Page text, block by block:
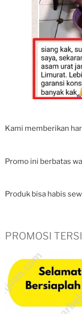
Kami memberikan
Promo ini berbatas
Produk bisa habis
PROMOSI